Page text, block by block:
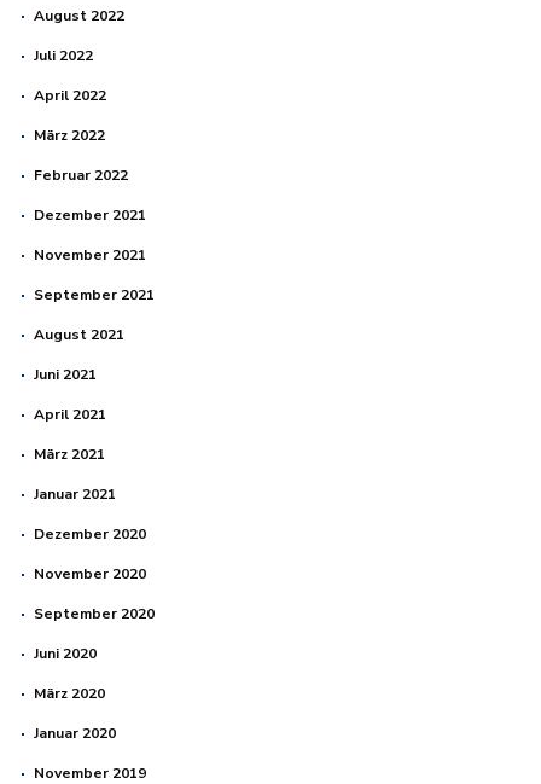
August 2022
Juli 2022
April 2022
März 2022
Februar 2022
Dezember 2021
November 2021
September 2021
August 2021
Juni 2021
April 2021
März 2021
Januar 2021
Dezember 2020
November 2020
September 2020
Juni 2020
März 2020
Januar 2020
November 2019